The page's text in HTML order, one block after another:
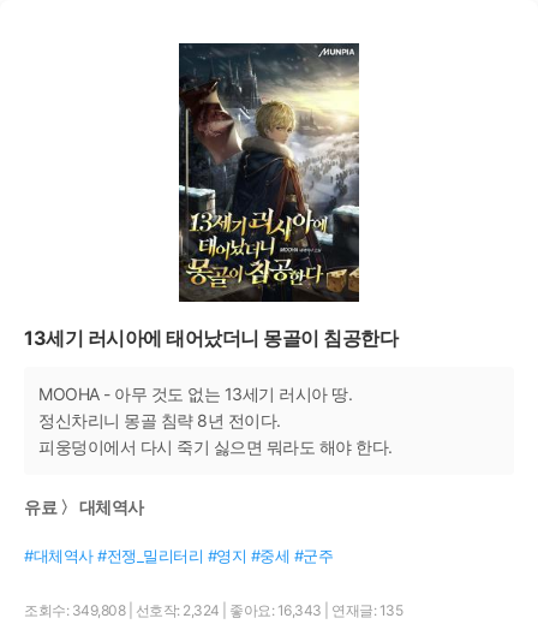
13세기 러시아에 태어났더니 몽골이 침공한다
MOOHA - 아무 것도 없는 13세기 러시아 땅.
정신차리니 몽골 침략 8년 전이다.
피웅덩이에서 다시 죽기 싫으면 뭐라도 해야 한다.
유료 〉 대체역사
#대체역사 #전쟁_밀리터리 #영지 #중세 #군주
조회수: 349,808 선호작: 2,324 좋아요: 16,343 연재글: 135